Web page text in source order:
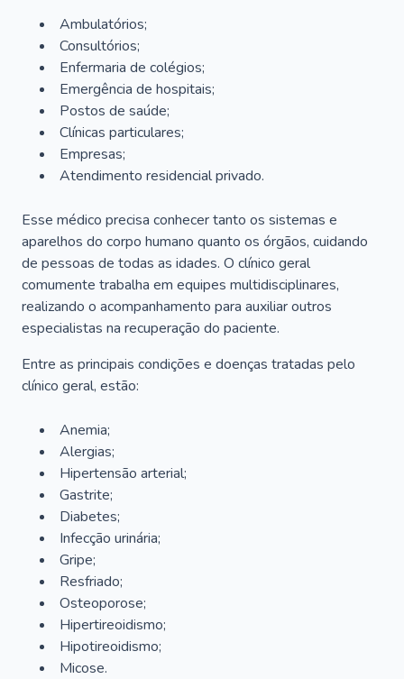
Ambulatórios;
Consultórios;
Enfermaria de colégios;
Emergência de hospitais;
Postos de saúde;
Clínicas particulares;
Empresas;
Atendimento residencial privado.
Esse médico precisa conhecer tanto os sistemas e
aparelhos do corpo humano quanto os órgãos, cuidando
de pessoas de todas as idades. O clínico geral
comumente trabalha em equipes multidisciplinares,
realizando o acompanhamento para auxiliar outros
especialistas na recuperação do paciente.
Entre as principais condições e doenças tratadas pelo
clínico geral, estão:
Anemia;
Alergias;
Hipertensão arterial;
Gastrite;
Diabetes;
Infecção urinária;
Gripe;
Resfriado;
Osteoporose;
Hipertireoidismo;
Hipotireoidismo;
Micose.